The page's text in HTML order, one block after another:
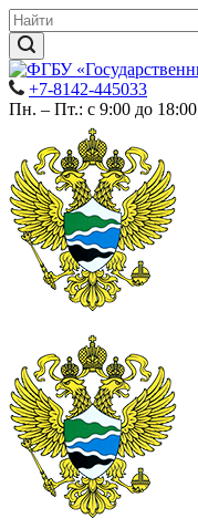
+7-8142-445033
Пн. – Пт.: с 9:00 до 18:00